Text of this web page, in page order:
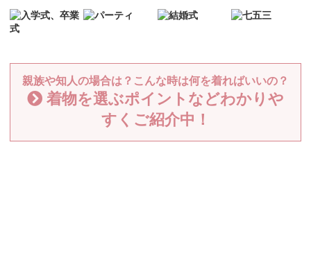
親族や知人の場合は？こんな時は何を着ればいいの？
着物を選ぶポイントなどわかりや
すくご紹介中！